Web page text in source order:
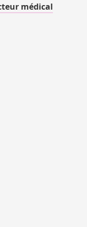
médical